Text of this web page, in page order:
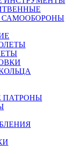
САМООБОРОНЫ
ПАТРОНЫ